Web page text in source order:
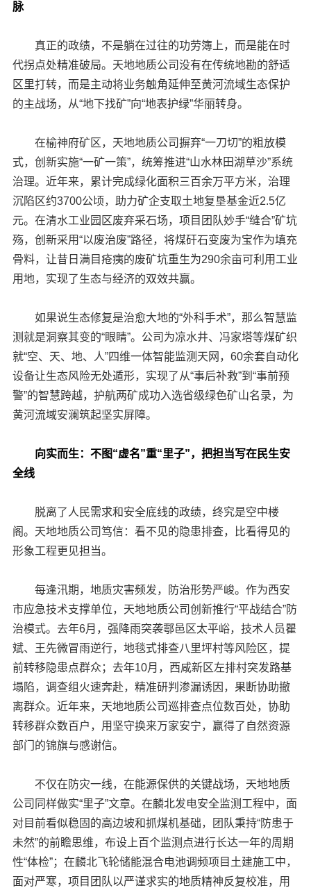
脉
真正的政绩，不是躺在过往的功劳簿上，而是能在时
代拐点处精准破局。天地地质公司没有在传统地勘的舒适
区里打转，而是主动将业务触角延伸至黄河流域生态保护
的主战场，从“地下找矿”向“地表护绿”华丽转身。
在榆神府矿区，天地地质公司摒弃“一刀切”的粗放模
式，创新实施“一矿一策”，统筹推进“山水林田湖草沙”系统
治理。近年来，累计完成绿化面积三百余万平方米，治理
沉陷区约3700公顷，助力矿企支取土地复垦基金近2.5亿
元。在清水工业园区废弃采石场，项目团队妙手“缝合”矿坑
殇，创新采用“以废治废”路径，将煤矸石变废为宝作为填充
骨料，让昔日满目疮痍的废矿坑重生为290余亩可利用工业
用地，实现了生态与经济的双效共赢。
如果说生态修复是治愈大地的“外科手术”，那么智慧监
测就是洞察其变的“眼睛”。公司为凉水井、冯家塔等煤矿织
就“空、天、地、人”四维一体智能监测天网，60余套自动化
设备让生态风险无处遁形，实现了从“事后补救”到“事前预
警”的智慧跨越，护航两矿成功入选省级绿色矿山名录，为
黄河流域安澜筑起坚实屏障。
向实而生：不图“虚名”重“里子”，把担当写在民生安
全线
脱离了人民需求和安全底线的政绩，终究是空中楼
阁。天地地质公司笃信：看不见的隐患排查，比看得见的
形象工程更见担当。
每逢汛期，地质灾害频发，防治形势严峻。作为西安
市应急技术支撑单位，天地地质公司创新推行“平战结合”防
治模式。去年6月，强降雨突袭鄠邑区太平峪，技术人员瞿
斌、王先微冒雨逆行，地毯式排查八里坪村等风险区，提
前转移隐患点群众；去年10月，西咸新区左排村突发路基
塌陷，调查组火速奔赴，精准研判渗漏诱因，果断协助撤
离群众。近年来，天地地质公司巡排查点位数百处，协助
转移群众数百户，用坚守换来万家安宁，赢得了自然资源
部门的锦旗与感谢信。
不仅在防灾一线，在能源保供的关键战场，天地地质
公司同样做实“里子”文章。在麟北发电安全监测工程中，面
对目前看似稳固的高边坡和抓煤机基础，团队秉持“防患于
未然”的前瞻思维，布设上百个监测点进行长达一年的周期
性“体检”；在麟北飞轮储能混合电池调频项目土建施工中，
面对严寒，项目团队以严谨求实的地质精神反复校准，用